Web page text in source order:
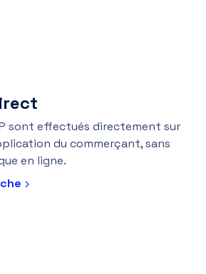
sont effectués directement sur
du commerçant, sans
en ligne.